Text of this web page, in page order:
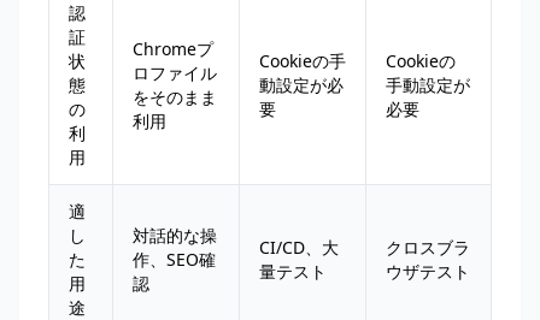
認
証
状
態
の
利
用
Chromeプ
ロファイル
をそのまま
利用
Cookieの手
動設定が必
要
Cookieの
手動設定が
必要
適
し
た
用
途
対話的な操
作、SEO確
認
CI/CD、大
量テスト
クロスブラ
ウザテスト